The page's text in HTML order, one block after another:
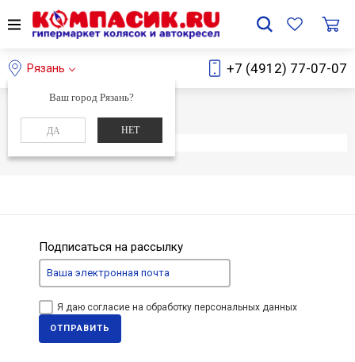
Рязань
Ваш город Рязань?
ДА НЕТ
+7 (4912) 77-07-07
Главная Каталог
Элемент не найден
Подписаться на рассылку
Я даю согласие на обработку персональных данных
ОТПРАВИТЬ